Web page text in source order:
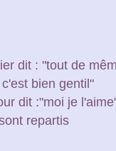
dit : "tout de
bien gentil"
dit :"moi je
repartis